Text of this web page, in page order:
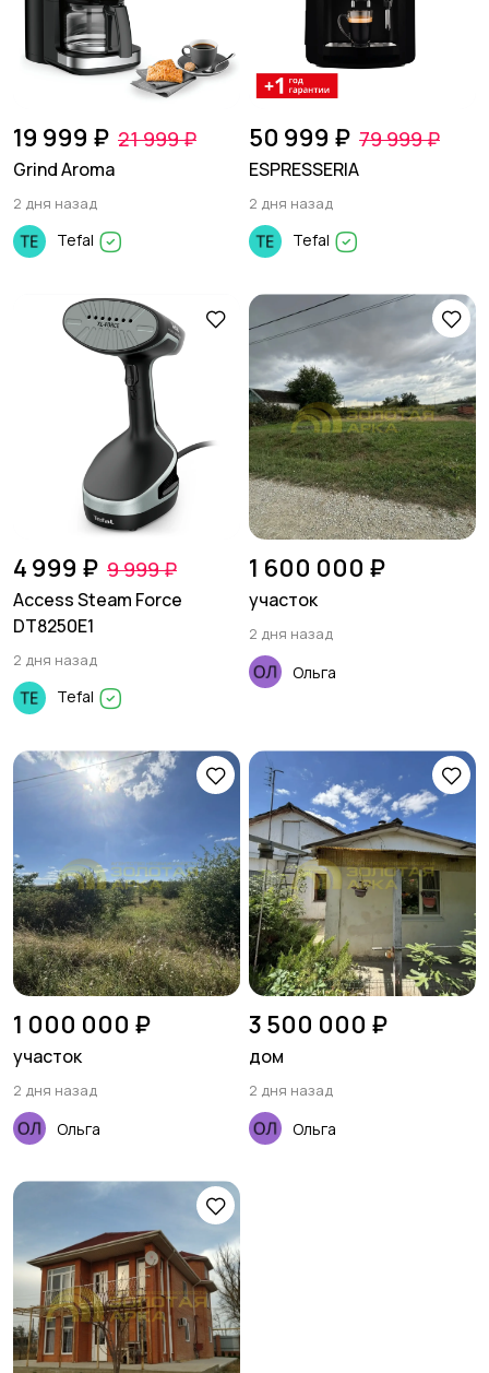
19 999 ₽ 21 999 ₽
Grind Aroma
2 дня назад
Tefal
50 999 ₽ 79 999 ₽
ESPRESSERIA
2 дня назад
Tefal
4 999 ₽ 9 999 ₽
Access Steam Force
DT8250E1
2 дня назад
Tefal
1 600 000 ₽
участок
2 дня назад
Ольга
1 000 000 ₽
участок
2 дня назад
Ольга
3 500 000 ₽
дом
2 дня назад
Ольга